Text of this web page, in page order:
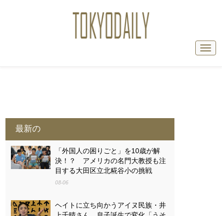
最新の
「外国人の困りごと」を10歳が解
決！？ アメリカの名門大教授も注
目する大田区立北糀谷小の挑戦
08-06
ヘイトに立ち向かうアイヌ民族・井